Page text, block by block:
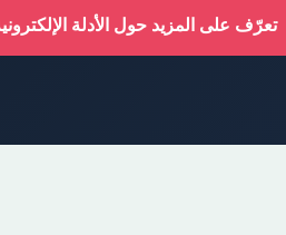
تعرّف على المزيد حول الأدلة